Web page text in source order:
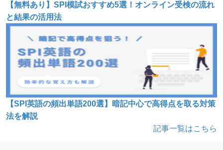
【無料あり】SPI模試おすすめ5選！オンライン受検の流れ
と結果の活用法
【SPI英語の頻出単語200選】暗記中心で高得点を取る対策
法を解説
記事一覧はこちら